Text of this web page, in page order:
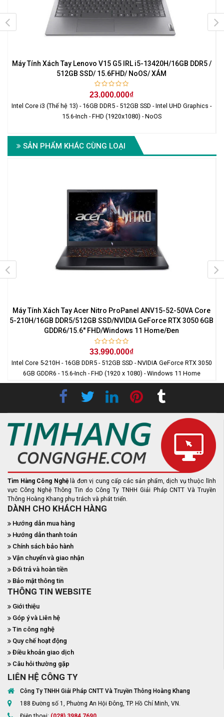
Máy Tính Xách Tay Lenovo V15 G5 IRL i5-13420H/16GB DDR5 /
512GB SSD/ 15.6FHD/ NoOS/ XÁM
23.000.000₫
Intel Core i3 (Thế hệ 13) - 16GB DDR5 - 512GB SSD - Intel UHD Graphics -
15.6-Inch - FHD (1920x1080) - NoOS
SẢN PHẨM KHÁC CÙNG LOẠI
Máy Tính Xách Tay Acer Nitro ProPanel ANV15-52-50VA Core
5-210H/16GB DDR5/512GB SSD/NVIDIA GeForce RTX 3050 6GB
GDDR6/15.6'' FHD/Windows 11 Home/Đen
33.990.000₫
Intel Core 5-210H - 16GB DDR5 - 512GB SSD - NVIDIA GeForce RTX 3050
6GB GDDR6 - 15.6-Inch - FHD (1920 x 1080) - Windows 11 Home
Tìm Hàng Công Nghệ là đơn vị cung cấp các sản phẩm, dịch vụ thuộc lĩnh
vực Công Nghệ Thông Tin do Công Ty TNHH Giải Pháp CNTT Và Truyền
Thông Hoàng Khang phụ trách và phát triển.
DÀNH CHO KHÁCH HÀNG
Hướng dẫn mua hàng
Hướng dẫn thanh toán
Chính sách bảo hành
Vận chuyển và giao nhận
Đổi trả và hoàn tiền
Bảo mật thông tin
THÔNG TIN WEBSITE
Giới thiệu
Góp ý và Liên hệ
Tin công nghệ
Quy chế hoạt động
Điều khoản giao dịch
Câu hỏi thường gặp
LIÊN HỆ CÔNG TY
Công Ty TNHH Giải Pháp CNTT Và Truyền Thông Hoàng Khang
188 Đường số 1, Phường An Hội Đông, TP. Hồ Chí Minh, VN.